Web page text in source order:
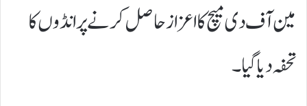
مین آف دی میچ کا اعزاز حاصل کرنے پرانڈوں کا
تحفہ دیا گیا۔